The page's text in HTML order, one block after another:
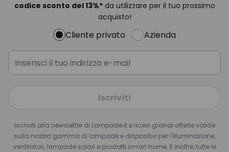
codice sconto del13%*da utilizzare per il tuo prossimo
acquisto!
Cliente privato Azienda
Iscriviti
Iscriviti alla newsletter di Lampade.it e ricevi grandi offerte valide
sulla nostra gamma di lampade e dispositivi per l'illuminazione,
ventilatori, lampade solari e prodotti smart home. E inoltre, tutte le